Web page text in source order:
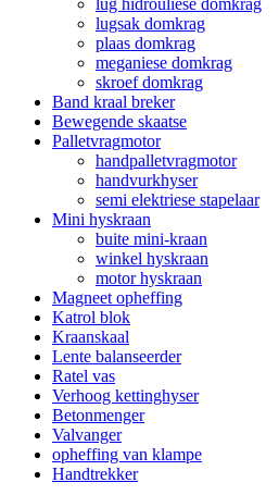
lugsak domkrag
plaas domkrag
meganiese domkrag
skroef domkrag
Band kraal breker
Bewegende skaatse
Palletvragmotor
handpalletvragmotor
handvurkhyser
semi elektriese stapelaar
Mini hyskraan
buite mini-kraan
winkel hyskraan
motor hyskraan
Magneet opheffing
Katrol blok
Kraanskaal
Lente balanseerder
Ratel vas
Verhoog kettinghyser
Betonmenger
Valvanger
opheffing van klampe
Handtrekker